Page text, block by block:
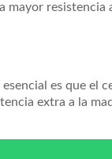
mayor resistencia
es que el
extra a la